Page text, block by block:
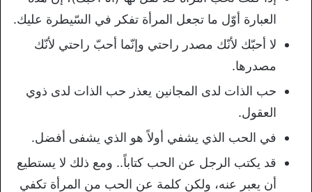
العبارة أوّل ما تجعل المرأة تفكر في السّيطرة عليك.
لا أحبّك لأنّك مصدر راحتي وإنّما أحبّ راحتي لأنّك
مصدرها.
حب الذات لدى المجانين يعذر حب الذات لدى ذوي
العقول.
في الحب الذي يشفي أولاً هو الذي يشفى أفضل.
قد يكتب الرجل عن الحب كتاباً.. ومع ذلك لا يستطيع
أن يعبر عنه، ولكن كلمة عن الحب من المرأة تكفي